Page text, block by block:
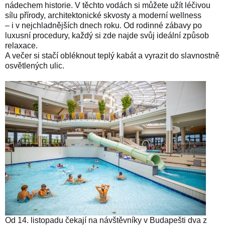
nádechem historie. V těchto vodách si můžete užít léčivou
sílu přírody, architektonické skvosty a moderní wellness
– i v nejchladnějších dnech roku. Od rodinné zábavy po
luxusní procedury, každý si zde najde svůj ideální způsob
relaxace.
A večer si stačí obléknout teplý kabát a vyrazit do slavnostně
osvětlených ulic.
Od 14. listopadu čekají na návštěvníky v Budapešti dva z